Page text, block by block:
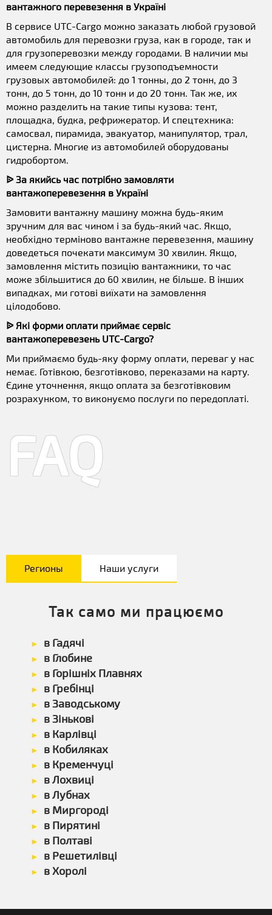
вантажного перевезення в Україні
В сервисе UTC-Cargo можно заказать любой грузовой
автомобиль для перевозки груза, как в городе, так и
для грузоперевозки между городами. В наличии мы
имеем следующие классы грузоподъемности
грузовых автомобилей: до 1 тонны, до 2 тонн, до 3
тонн, до 5 тонн, до 10 тонн и до 20 тонн. Так же, их
можно разделить на такие типы кузова: тент,
площадка, будка, рефрижератор. И спецтехника:
самосвал, пирамида, эвакуатор, манипулятор, трал,
цистерна. Многие из автомобилей оборудованы
гидробортом.
ᐉ За якийсь час потрібно замовляти
вантажоперевезення в Україні
Замовити вантажну машину можна будь-яким
зручним для вас чином і за будь-який час. Якщо,
необхідно терміново вантажне перевезення, машину
доведеться почекати максимум 30 хвилин. Якщо,
замовлення містить позицію вантажники, то час
може збільшитися до 60 хвилин, не більше. В інших
випадках, ми готові виїхати на замовлення
цілодобово.
ᐉ Які форми оплати приймає сервіс
вантажоперевезень UTC-Cargo?
Ми приймаємо будь-яку форму оплати, переваг у нас
немає. Готівкою, безготівково, переказами на карту.
Єдине уточнення, якщо оплата за безготівковим
розрахунком, то виконуємо послуги по передоплаті.
FAQ
Регионы Наши услуги
Так само ми працюємо
в Гадячі
в Глобине
в Горішніх Плавнях
в Гребінці
в Заводському
в Зінькові
в Карлівці
в Кобиляках
в Кременчуці
в Лохвиці
в Лубнах
в Миргороді
в Пирятині
в Полтаві
в Решетилівці
в Хоролі